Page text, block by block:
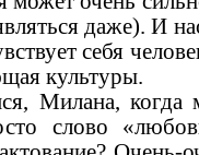
даже). И
себя
культуры.
Милана,
слово